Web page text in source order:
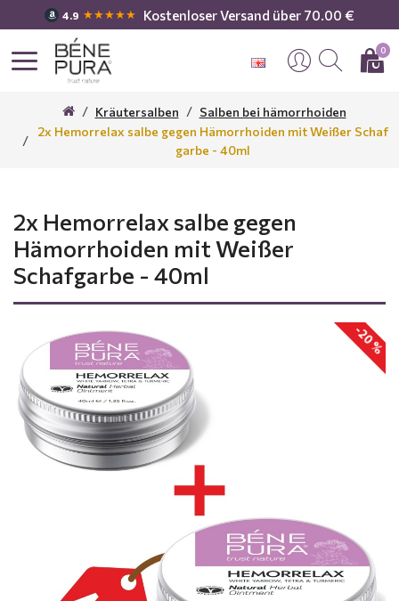
4.9 ★★★★★ Kostenloser Versand über 70.00 €
0
Kräutersalben
Salben bei hämorrhoiden
2x Hemorrelax salbe gegen Hämorrhoiden mit Weißer Schaf
garbe - 40ml
2x Hemorrelax salbe gegen
Hämorrhoiden mit Weißer
Schafgarbe - 40ml
-20 %